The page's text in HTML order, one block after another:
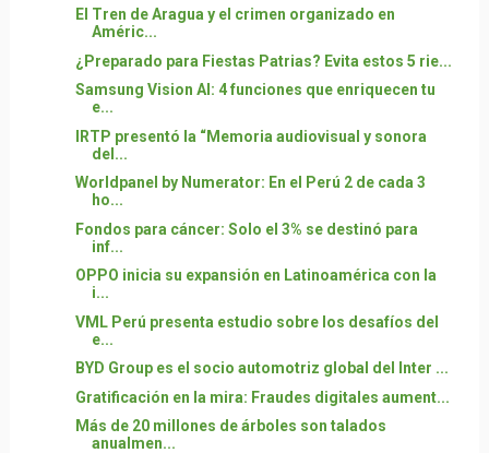
El Tren de Aragua y el crimen organizado en
Améric...
¿Preparado para Fiestas Patrias? Evita estos 5 rie...
Samsung Vision AI: 4 funciones que enriquecen tu
e...
IRTP presentó la “Memoria audiovisual y sonora
del...
Worldpanel by Numerator: En el Perú 2 de cada 3
ho...
Fondos para cáncer: Solo el 3% se destinó para
inf...
OPPO inicia su expansión en Latinoamérica con la
i...
VML Perú presenta estudio sobre los desafíos del
e...
BYD Group es el socio automotriz global del Inter ...
Gratificación en la mira: Fraudes digitales aument...
Más de 20 millones de árboles son talados
anualmen...